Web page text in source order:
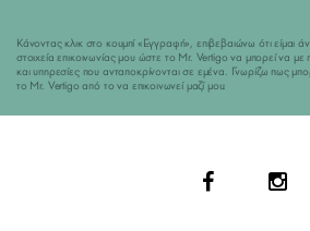
Κάνοντας κλικ στο κουμπί «Εγγραφή», επιβεβαιώνω ότι
στοιχεία επικοινωνίας μου ώστε το Mr. Vertigo να μπορεί να
και υπηρεσίες που ανταποκρίνονται σε εμένα. Γνωρίζω πως
το Mr. Vertigo από το να επικοινωνεί μαζί μου.